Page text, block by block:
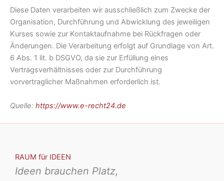
Diese Daten verarbeiten wir ausschließlich zum Zwecke der
Organisation, Durchführung und Abwicklung des jeweiligen
Kurses sowie zur Kontaktaufnahme bei Rückfragen oder
Änderungen. Die Verarbeitung erfolgt auf Grundlage von Art.
6 Abs. 1 lit. b DSGVO, da sie zur Erfüllung eines
Vertragsverhältnisses oder zur Durchführung
vorvertraglicher Maßnahmen erforderlich ist.
Quelle: https://www.e-recht24.de
RAUM für IDEEN
Ideen brauchen Platz,